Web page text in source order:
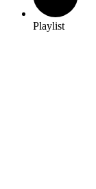
Playlist